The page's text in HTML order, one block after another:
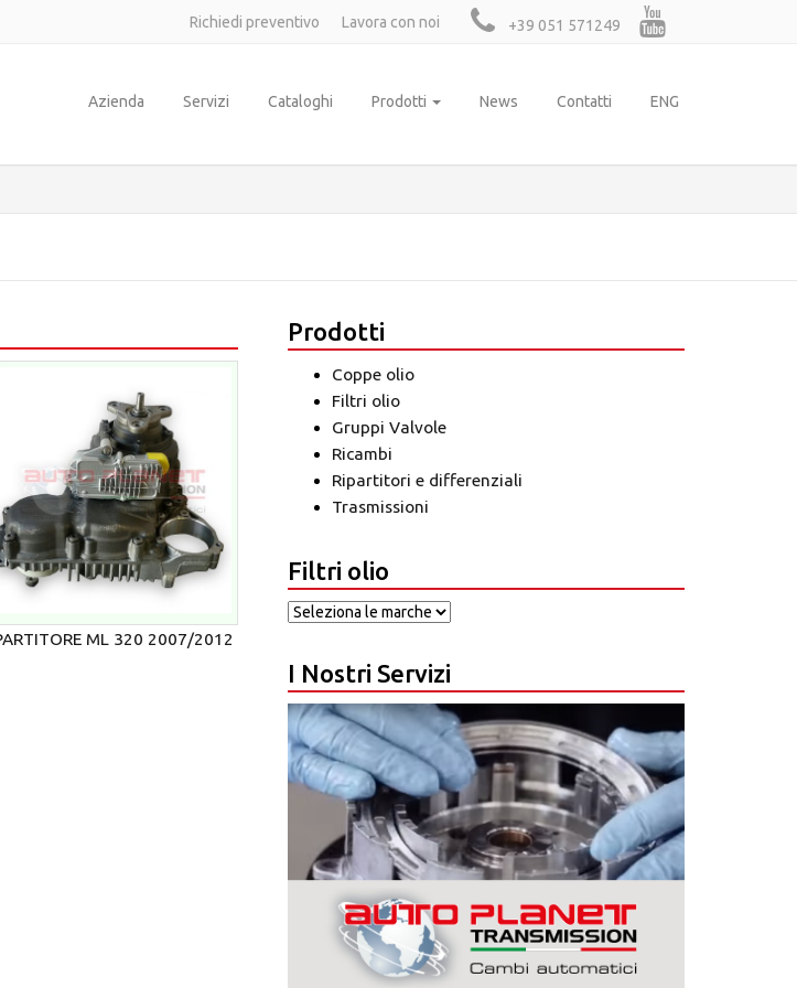
Richiedi preventivo Lavora con noi +39 051 571249
Azienda Servizi Cataloghi Prodotti News Contatti ENG
ML 320 2007/2012
Prodotti
Coppe olio
Filtri olio
Gruppi Valvole
Ricambi
Ripartitori e differenziali
Trasmissioni
Filtri olio
I Nostri Servizi